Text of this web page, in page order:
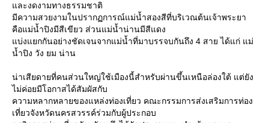
ละงดงามทางธรรมชาติ
มีความสวยงามในปรากฏการณ์แม่น้ำสองสีที่บริเวณต้นเจ้าพระยา
คือแม่น้ำปิงมีสีเขียว ส่วนแม่น้ำน่านมีสีแดง
บ่งแยกกันอย่างชัดเจนจากแม่น้ำที่มาบรรจบกันถึง 4 สาย ได้แก่ แม่
น้ำปิง วัง ยม น่าน
น่าเสียดายที่คนส่วนใหญ่ใช้เมืองนี้สำหรับผ่านขึ้นเหนือล่องใต้ แต่ยัง
ไม่ค่อยมีโอกาสได้สัมผัสกับ
ความหลากหลายของแหล่งท่องเที่ยว คณะกรรมการส่งเสริมการท่อง
เที่ยวจังหวัดนครสวรรค์ร่วมกับผู้ประกอบ